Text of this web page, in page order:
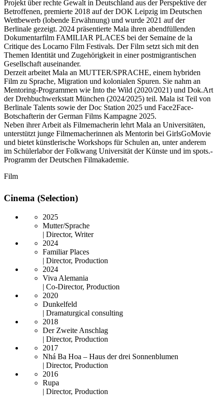
Projekt über rechte Gewalt in Deutschland aus der Perspektive der
Betroffenen, premierte 2018 auf der DOK Leipzig im Deutschen
Wettbewerb (lobende Erwähnung) und wurde 2021 auf der
Berlinale gezeigt. 2024 präsentierte Mala ihren abendfüllenden
Dokumentarfilm FAMILIAR PLACES bei der Semaine de la
Critique des Locarno Film Festivals. Der Film setzt sich mit den
Themen Identität und Zugehörigkeit in einer postmigrantischen
Gesellschaft auseinander.
Derzeit arbeitet Mala an MUTTER/SPRACHE, einem hybriden
Film zu Sprache, Migration und kolonialen Spuren. Sie nahm an
Mentoring-Programmen wie Into the Wild (2020/2021) und Dok.Art
der Drehbuchwerkstatt München (2024/2025) teil. Mala ist Teil von
Berlinale Talents sowie der Doc Station 2025 und Face2Face-
Botschafterin der German Films Kampagne 2025.
Neben ihrer Arbeit als Filmemacherin lehrt Mala an Universitäten,
unterstützt junge Filmemacherinnen als Mentorin bei GirlsGoMovie
und bietet künstlerische Workshops für Schulen an, unter anderem
im Schülerlabor der Folkwang Universität der Künste und im spots.-
Programm der Deutschen Filmakademie.
Film
Cinema (Selection)
2025
Mutter/Sprache
| Director, Writer
2024
Familiar Places
| Director, Production
2024
Viva Alemania
| Co-Director, Production
2020
Dunkelfeld
| Dramaturgical consulting
2018
Der Zweite Anschlag
| Director, Production
2017
Nhá Ba Hoa – Haus der drei Sonnenblumen
| Director, Production
2016
Rupa
| Director, Production